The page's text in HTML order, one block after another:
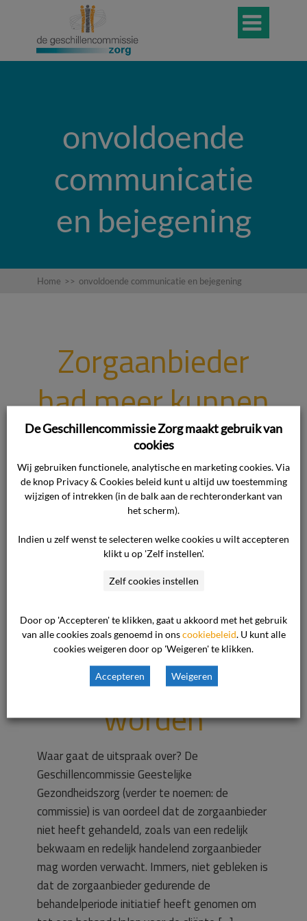

onvoldoende
communicatie
en bejegening
Home >> onvoldoende communicatie en bejegening
Zorgaanbieder
had meer kunnen
doen voor cliënte
en heeft niet
gehandeld, zoals
van redelijk
handelende
zorgaanbieder
verwacht mag
worden
Waar gaat de uitspraak over? De
Geschillencommissie Geestelijke
Gezondheidszorg (verder te noemen: de
commissie) is van oordeel dat de zorgaanbieder
niet heeft gehandeld, zoals van een redelijk
bekwaam en redelijk handelend zorgaanbieder
mag worden verwacht. Immers, niet gebleken is
dat de zorgaanbieder gedurende de
behandelperiode initiatief heeft genomen om
De Geschillencommissie Zorg maakt gebruik van
cookies
Wij gebruiken functionele, analytische en marketing cookies. Via
de knop Privacy & Cookies beleid kunt u altijd uw toestemming
wijzigen of intrekken (in de balk aan de rechteronderkant van
het scherm).
Indien u zelf wenst te selecteren welke cookies u wilt accepteren
klikt u op 'Zelf instellen'.
Zelf cookies instellen
Door op 'Accepteren' te klikken, gaat u akkoord met het gebruik
van alle cookies zoals genoemd in onscookiebeleid. U kunt alle
cookies weigeren door op 'Weigeren' te klikken.
Accepteren Weigeren